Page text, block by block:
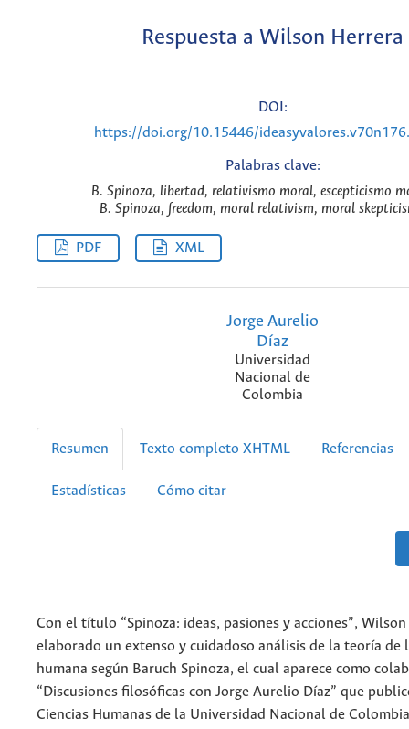
Respuesta a Wilson Herrera
DOI:
https://doi.org/10.15446/
Palabras clave:
B. Spinoza, libertad, relativismo moral, escepticismo
B. Spinoza, freedom, moral relativism, moral
PDF XML
Jorge Aurelio
Díaz
Universidad
Nacional de
Colombia
Resumen Texto completo XHTML Referencias
Estadísticas Cómo citar
Con el título “Spinoza: ideas, pasiones y acciones”,
elaborado un extenso y cuidadoso análisis de la teoría de
humana según Baruch Spinoza, el cual aparece como
“Discusiones filosóficas con Jorge Aurelio Díaz” que
Ciencias Humanas de la Universidad Nacional de